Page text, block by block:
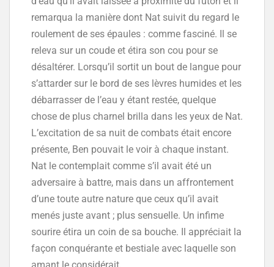
remarqua la manière dont Nat suivit du regard le
roulement de ses épaules : comme fasciné. Il se
releva sur un coude et étira son cou pour se
désaltérer. Lorsqu’il sortit un bout de langue pour
s’attarder sur le bord de ses lèvres humides et les
débarrasser de l’eau y étant restée, quelque
chose de plus charnel brilla dans les yeux de Nat.
L’excitation de sa nuit de combats était encore
présente, Ben pouvait le voir à chaque instant.
Nat le contemplait comme s’il avait été un
adversaire à battre, mais dans un affrontement
d’une toute autre nature que ceux qu’il avait
menés juste avant ; plus sensuelle. Un infime
sourire étira un coin de sa bouche. Il appréciait la
façon conquérante et bestiale avec laquelle son